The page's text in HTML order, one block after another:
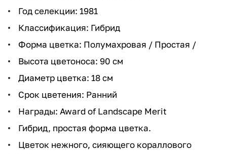
Год селекции: 1981
Классификация: Гибрид
Форма цветка: Полумахровая / Простая /
Высота цветоноса: 90 см
Диаметр цветка: 18 см
Срок цветения: Ранний
Награды: Award of Landscape Merit
Гибрид, простая форма цветка.
Цветок нежного, сияющего кораллового